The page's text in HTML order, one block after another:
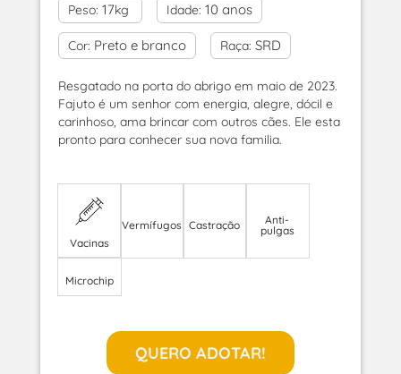
Peso: 17kg Idade: 10 anos
Cor: Preto e branco Raça: SRD
Resgatado na porta do abrigo em maio de 2023.
Fajuto é um senhor com energia, alegre, dócil e
carinhoso, ama brincar com outros cães. Ele esta
pronto para conhecer sua nova familia.
Vacinas
Vermífugos Castração
Anti-
pulgas
Microchip
QUERO ADOTAR!